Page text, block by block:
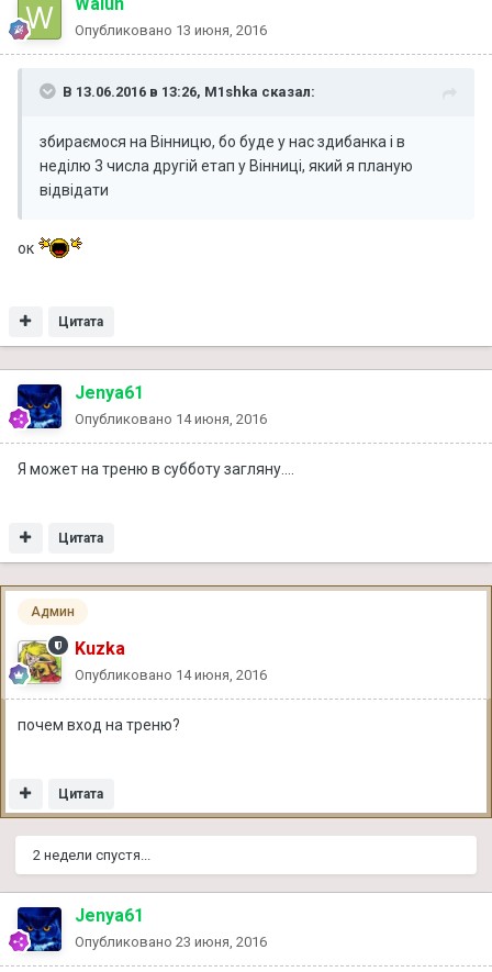
Walun
Опубликовано 13 июня, 2016
В 13.06.2016 в 13:26, M1shka сказал:
збираємося на Вінницю, бо буде у нас здибанка і в
неділю 3 числа другій етап у Вінниці, який я планую
відвідати
ок
Цитата
Jenya61
Опубликовано 14 июня, 2016
Я может на треню в субботу загляну....
Цитата
Админ
Kuzka
Опубликовано 14 июня, 2016
почем вход на треню?
Цитата
2 недели спустя...
Jenya61
Опубликовано 23 июня, 2016